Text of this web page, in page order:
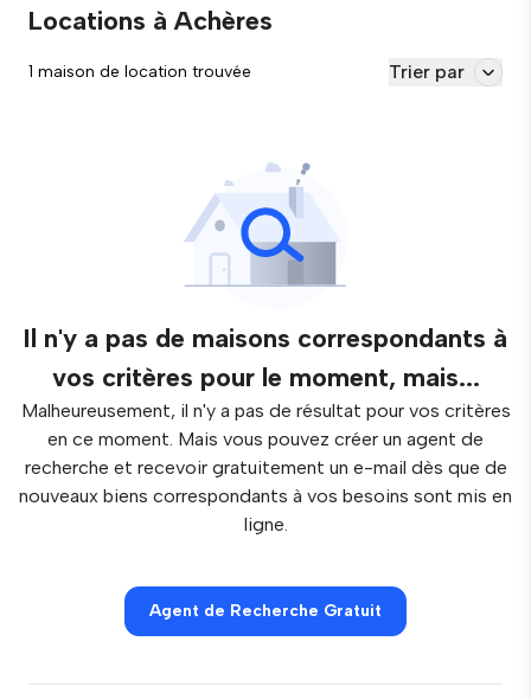
Locations à Achères
1 maison de location trouvée Trier par
Il n'y a pas de maisons correspondants à
vos critères pour le moment, mais...
Malheureusement, il n'y a pas de résultat pour vos critères
en ce moment. Mais vous pouvez créer un agent de
recherche et recevoir gratuitement un e-mail dès que de
nouveaux biens correspondants à vos besoins sont mis en
ligne.
Agent de Recherche Gratuit